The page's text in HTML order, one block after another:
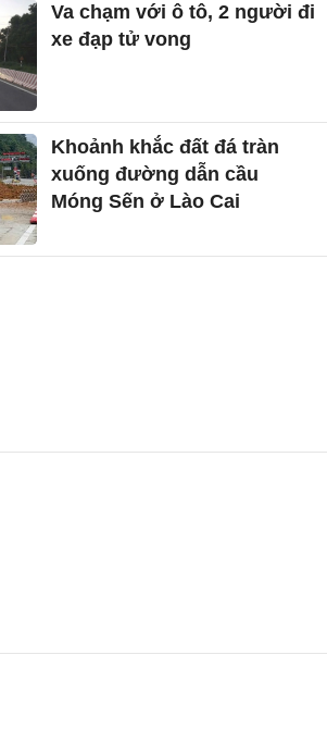
Va chạm với ô tô, 2 người đi
xe đạp tử vong
Khoảnh khắc đất đá tràn
xuống đường dẫn cầu
Móng Sến ở Lào Cai